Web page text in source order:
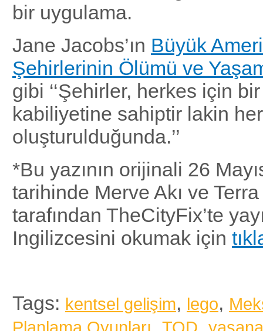
bir uygulama.
Jane Jacobs’ın Büyük
Şehirlerinin Ölümü ve
gibi ‘‘Şehirler, herkes için
kabiliyetine sahiptir lakin
oluşturulduğunda.’’
*Bu yazının orijinali 26
tarihinde Merve Akı ve
tarafından TheCityFix’te
Ingilizcesini okumak için
Tags: kentsel gelişim, lego,
, ,